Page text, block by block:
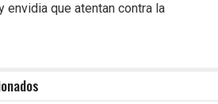
que atentan contra la